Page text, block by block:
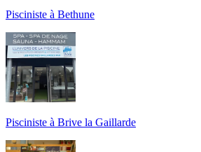
Pisciniste à Bethune
Pisciniste à Brive la Gaillarde